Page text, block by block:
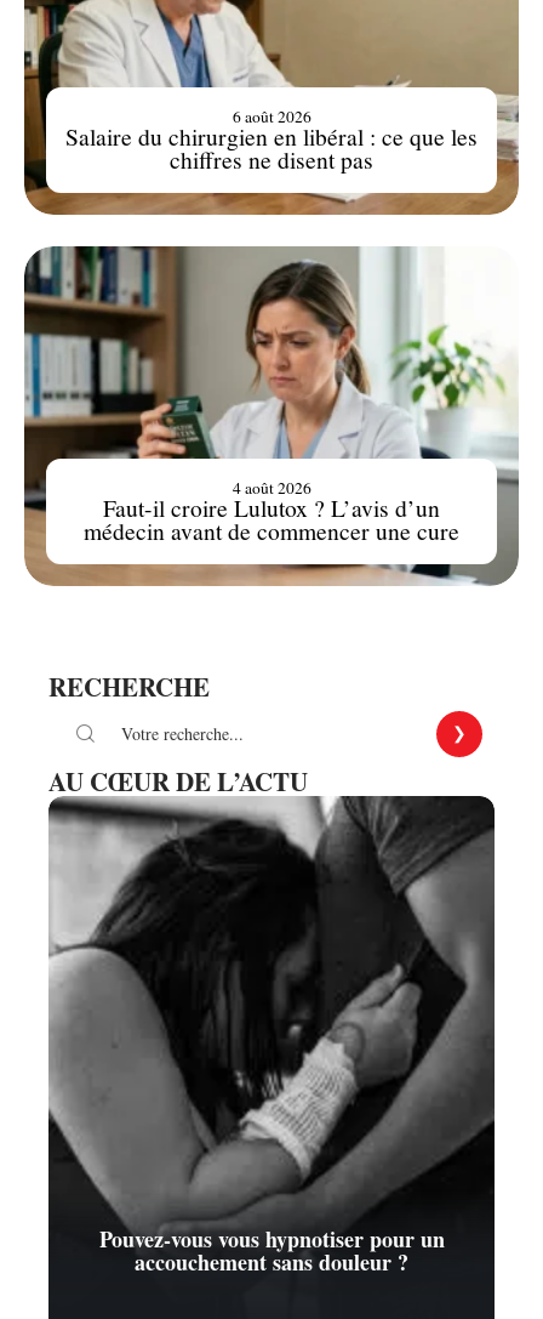
Salaire du chirurgien en libéral : ce que les
chiffres ne disent pas
6 août 2026
Faut-il croire Lulutox ? L’avis d’un
médecin avant de commencer une cure
4 août 2026
RECHERCHE
AU CŒUR DE L’ACTU
Pouvez-vous vous hypnotiser pour un
accouchement sans douleur ?